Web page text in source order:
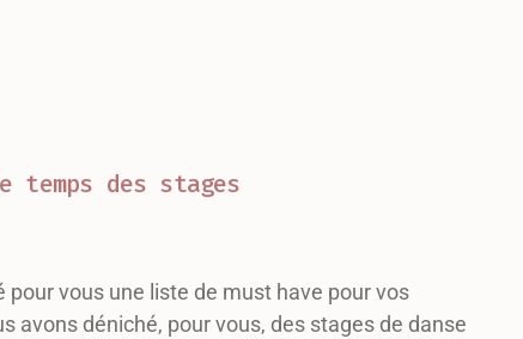
temps des stages
vous une liste de must have pour vos
avons déniché, pour vous, des stages de danse